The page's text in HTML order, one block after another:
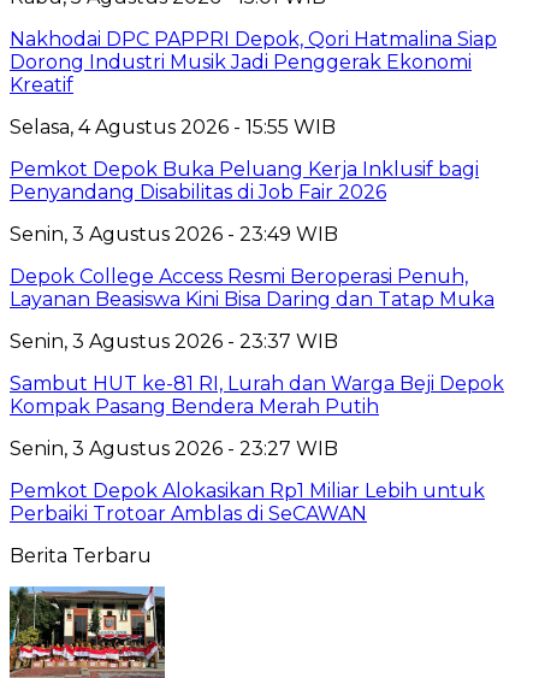
Nakhodai DPC PAPPRI Depok, Qori Hatmalina Siap
Dorong Industri Musik Jadi Penggerak Ekonomi
Kreatif
Selasa, 4 Agustus 2026 - 15:55 WIB
Pemkot Depok Buka Peluang Kerja Inklusif bagi
Penyandang Disabilitas di Job Fair 2026
Senin, 3 Agustus 2026 - 23:49 WIB
Depok College Access Resmi Beroperasi Penuh,
Layanan Beasiswa Kini Bisa Daring dan Tatap Muka
Senin, 3 Agustus 2026 - 23:37 WIB
Sambut HUT ke-81 RI, Lurah dan Warga Beji Depok
Kompak Pasang Bendera Merah Putih
Senin, 3 Agustus 2026 - 23:27 WIB
Pemkot Depok Alokasikan Rp1 Miliar Lebih untuk
Perbaiki Trotoar Amblas di SeCAWAN
Berita Terbaru